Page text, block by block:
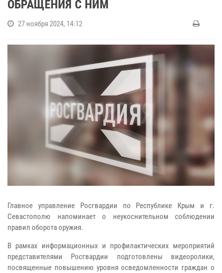
ОБРАЩЕНИЯ С НИМ
27 ноября 2024, 14:12
Главное управление Росгвардии по Республике Крым и г.
Севастополю напоминает о неукоснительном соблюдении
правил оборота оружия.
В рамках информационных и профилактических мероприятий
представителями Росгвардии подготовлены видеоролики,
посвященные повышению уровня осведомленности граждан о